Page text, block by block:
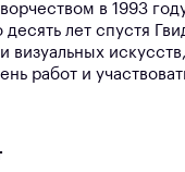
в 1993
лет спустя
визуальных
работ и